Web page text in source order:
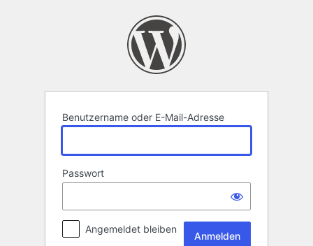
Benutzername oder E-Mail-Adresse
Passwort
Angemeldet bleiben